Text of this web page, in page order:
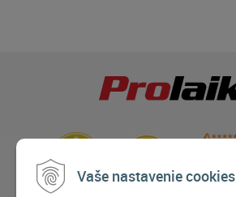
Vaše nastavenie cookies